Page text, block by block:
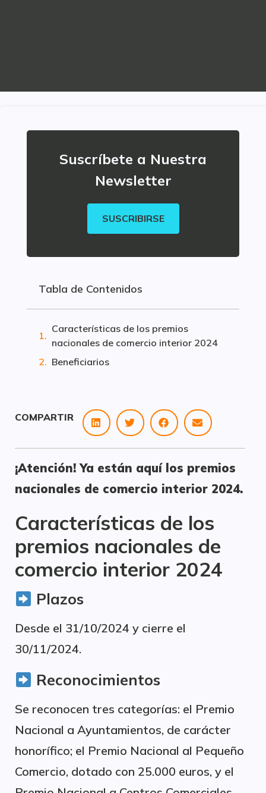
COMPARTIR
¡Atención! Ya están aquí los premios
nacionales de comercio interior 2024.
Características de los
premios nacionales de
comercio interior 2024
Plazos
Desde el 31/10/2024 y cierre el
30/11/2024.
Reconocimientos
Se reconocen tres categorías: el Premio
Nacional a Ayuntamientos, de carácter
honorífico; el Premio Nacional al Pequeño
Comercio, dotado con 25.000 euros, y el
Suscríbete a Nuestra
Newsletter
SUSCRIBIRSE
Tabla de Contenidos
Características de los premios
nacionales de comercio interior 2024
Beneficiarios